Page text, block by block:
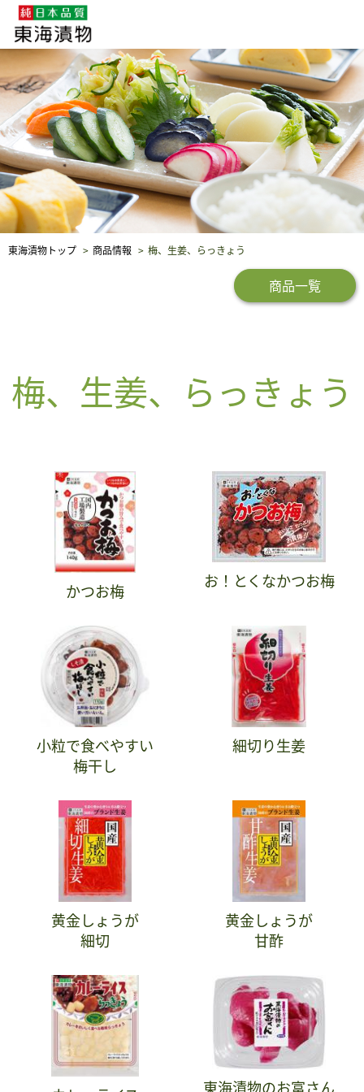
企業・採用情報 社会貢献 品質保証
東海漬物トップ 商品情報 梅、生姜、らっきょう
商品一覧
梅、生姜、らっきょう
かつお梅 お！とくなかつお梅
小粒で食べやすい
梅干し
細切り生姜
黄金しょうが
細切
黄金しょうが
甘酢
東海漬物のお富さん